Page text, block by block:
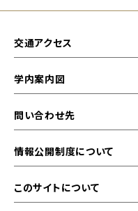
交通アクセス
学内案内図
問い合わせ先
情報公開制度について
このサイトについて